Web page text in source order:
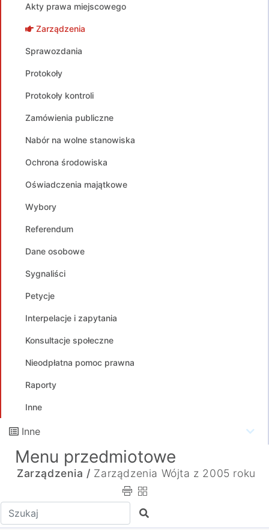
Akty prawa miejscowego
Zarządzenia
Sprawozdania
Protokoły
Protokoły kontroli
Zamówienia publiczne
Nabór na wolne stanowiska
Ochrona środowiska
Oświadczenia majątkowe
Wybory
Referendum
Dane osobowe
Sygnaliści
Petycje
Interpelacje i zapytania
Konsultacje społeczne
Nieodpłatna pomoc prawna
Raporty
Inne
Inne
Menu przedmiotowe
Zarządzenia / Zarządzenia Wójta z 2005 roku
Wpisz tekst do wyszukania Szukaj